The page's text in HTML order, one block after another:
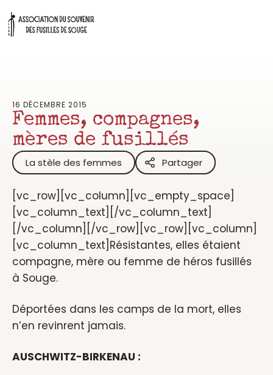
au
contenu
16 DÉCEMBRE 2015
Femmes, compagnes,
mères de fusillés
La stèle des femmes Partager
[vc_row][vc_column][vc_empty_space]
[vc_column_text][/vc_column_text]
[/vc_column][/vc_row][vc_row][vc_column]
[vc_column_text]Résistantes, elles étaient
compagne, mère ou femme de héros fusillés
à Souge.
Déportées dans les camps de la mort, elles
n’en revinrent jamais.
AUSCHWITZ-BIRKENAU :